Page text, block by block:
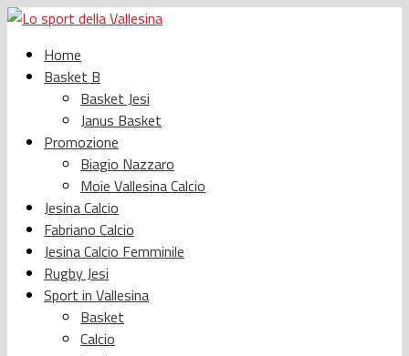
Home
Basket B
Basket Jesi
Janus Basket
Promozione
Biagio Nazzaro
Moie Vallesina Calcio
Jesina Calcio
Fabriano Calcio
Jesina Calcio Femminile
Rugby Jesi
Sport in Vallesina
Basket
Calcio